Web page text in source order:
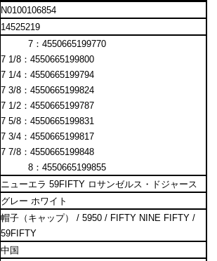
N0100106854
14525219
7：4550665199770
7 1/8：4550665199800
7 1/4：4550665199794
7 3/8：4550665199824
7 1/2：4550665199787
7 5/8：4550665199831
7 3/4：4550665199817
7 7/8：4550665199848
8：4550665199855
ニューエラ 59FIFTY ロサンゼルス・ドジャース
グレー ホワイト
帽子（キャップ） / 5950 / FIFTY NINE FIFTY /
59FIFTY
中国